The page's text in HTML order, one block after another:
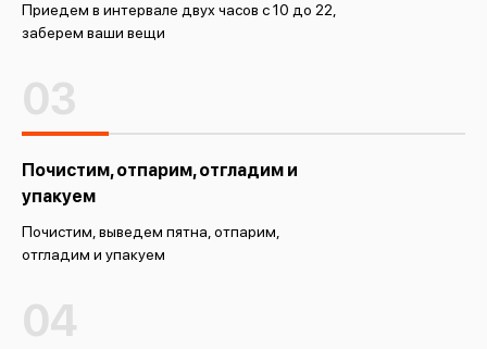
Приедем в интервале двух часов с 10 до 22,
заберем ваши вещи
03
Почистим, отпарим, отгладим и
упакуем
Почистим, выведем пятна, отпарим,
отгладим и упакуем
04